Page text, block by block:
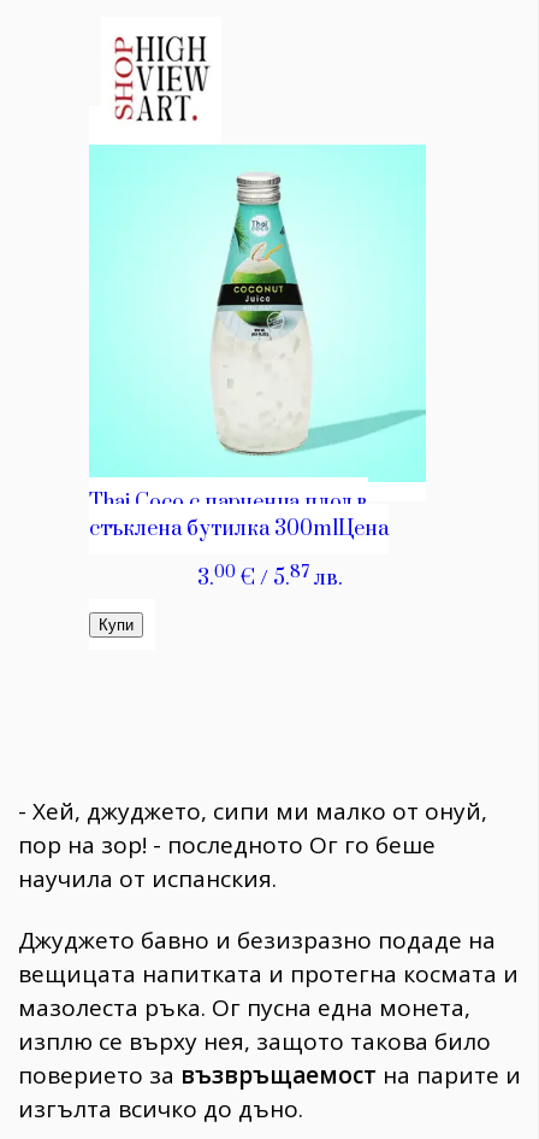
- Хей, джуджето, сипи ми малко от онуй,
пор на зор! - последното Ог го беше
научила от испанския.
Джуджето бавно и безизразно подаде на
вещицата напитката и протегна космата и
мазолеста ръка. Ог пусна една монета,
изплю се върху нея, защото такова било
поверието за възвръщаемост на парите и
изгълта всичко до дъно.